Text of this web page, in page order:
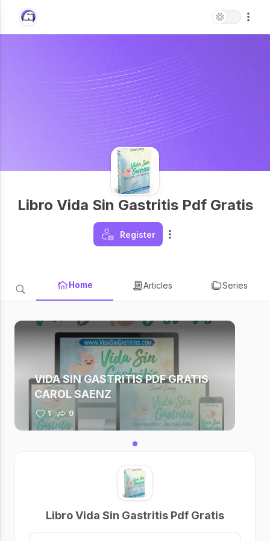
Libro Vida Sin Gastritis Pdf Gratis
Register
Home Articles Series
VIDA SIN GASTRITIS PDF GRATIS
CAROL SAENZ
1 0
Libro Vida Sin Gastritis Pdf Gratis